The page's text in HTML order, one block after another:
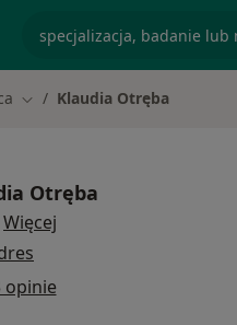
Zmień miasto
Klaudia Otręba
Otręba
Więcej
opinie